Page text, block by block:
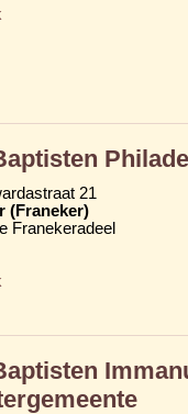
21
(Franeker)
Franekeradeel